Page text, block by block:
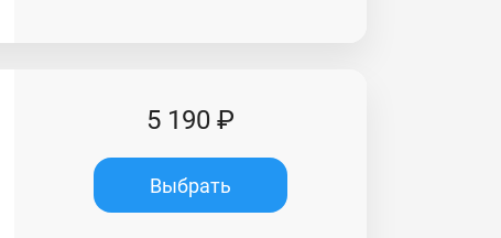
5 190 ₽
Выбрать